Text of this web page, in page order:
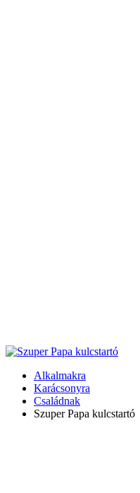
Alkalmakra
Karácsonyra
Családnak
Szuper Papa kulcstartó